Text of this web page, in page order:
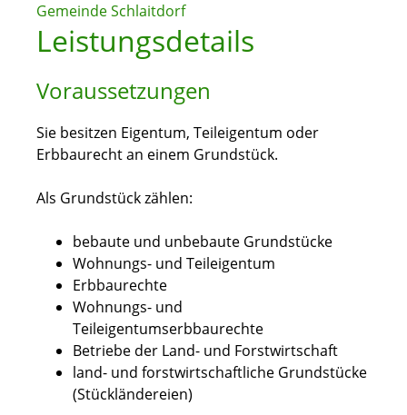
Gemeinde Schlaitdorf
Leistungsdetails
Voraussetzungen
Sie besitzen Eigentum, Teileigentum oder
Erbbaurecht an einem Grundstück.
Als Grundstück zählen:
bebaute und unbebaute Grundstücke
Wohnungs- und Teileigentum
Erbbaurechte
Wohnungs- und
Teileigentumserbbaurechte
Betriebe der Land- und Forstwirtschaft
land- und forstwirtschaftliche Grundstücke
(Stückländereien)